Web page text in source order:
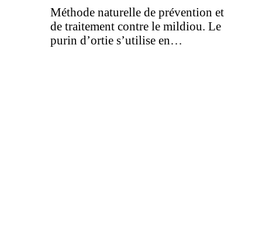
Méthode naturelle de prévention et
de traitement contre le mildiou. Le
purin d’ortie s’utilise en…